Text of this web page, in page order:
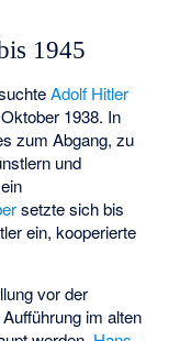
1945
Adolf Hitler
1938. In
zum Abgang, zu
und
setzte sich bis
ein, kooperierte
vor der
im alten